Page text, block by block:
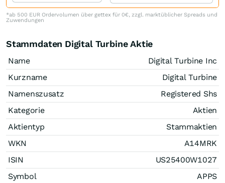
*ab 500 EUR Ordervolumen über gettex für 0€, zzgl. marktüblicher Spreads und
Zuwendungen
Stammdaten Digital Turbine Aktie
Name
Digital Turbine Inc
Kurzname
Digital Turbine
Namenszusatz
Registered Shs
Kategorie
Aktien
Aktientyp
Stammaktien
WKN
A14MRK
ISIN
US25400W1027
Symbol
APPS